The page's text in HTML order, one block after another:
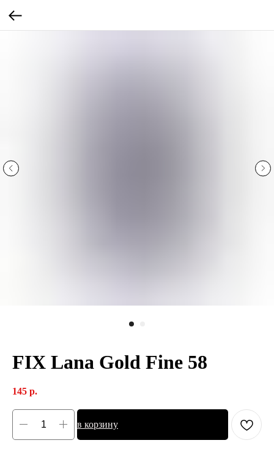
FIX Lana Gold Fine 58
145 р.
в корзину